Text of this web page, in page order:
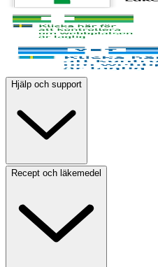
Hjälp och support
Recept och läkemedel